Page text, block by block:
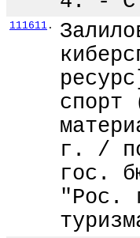
111611 .
спорт
г. /
гос.
"Рос.